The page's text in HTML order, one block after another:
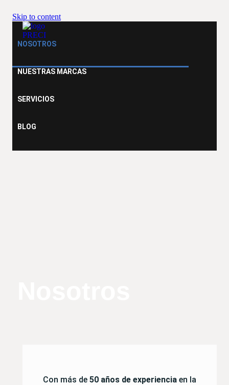
Skip to content
NOSOTROS
NUESTRAS MARCAS
SERVICIOS
BLOG
Con más de 50 años de experiencia en la